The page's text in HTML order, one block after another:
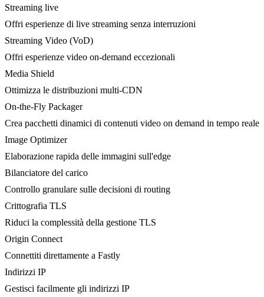
Streaming live
Offri esperienze di live streaming senza interruzioni
Streaming Video (VoD)
Offri esperienze video on-demand eccezionali
Media Shield
Ottimizza le distribuzioni multi-CDN
On-the-Fly Packager
Crea pacchetti dinamici di contenuti video on demand in tempo reale
Image Optimizer
Elaborazione rapida delle immagini sull'edge
Bilanciatore del carico
Controllo granulare sulle decisioni di routing
Crittografia TLS
Riduci la complessità della gestione TLS
Origin Connect
Connettiti direttamente a Fastly
Indirizzi IP
Gestisci facilmente gli indirizzi IP